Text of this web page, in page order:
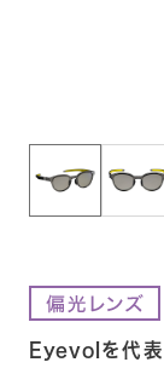
Eyevolを代